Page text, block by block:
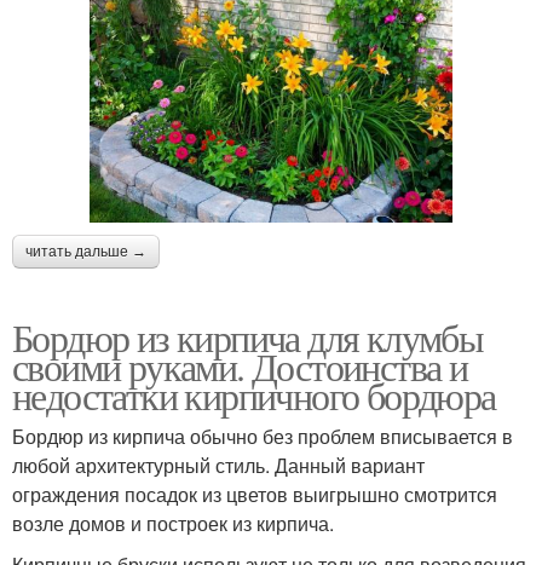
читать дальше →
Бордюр из кирпича для клумбы
своими руками. Достоинства и
недостатки кирпичного бордюра
Бордюр из кирпича обычно без проблем вписывается в
любой архитектурный стиль. Данный вариант
ограждения посадок из цветов выигрышно смотрится
возле домов и построек из кирпича.